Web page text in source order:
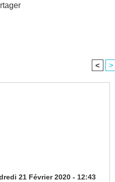
< >
21 Février 2020 - 12:43